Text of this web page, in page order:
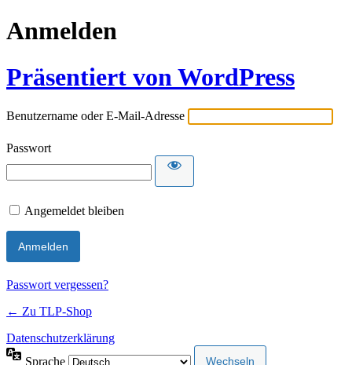
Anmelden
Präsentiert von WordPress
Benutzername oder E-Mail-Adresse
Passwort
Angemeldet bleiben
Passwort vergessen?
← Zu TLP-Shop
Datenschutzerklärung
Sprache